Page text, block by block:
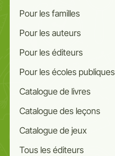
Pour les familles
Pour les auteurs
Pour les éditeurs
Pour les écoles publiques
Catalogue de livres
Catalogue des leçons
Catalogue de jeux
Tous les éditeurs